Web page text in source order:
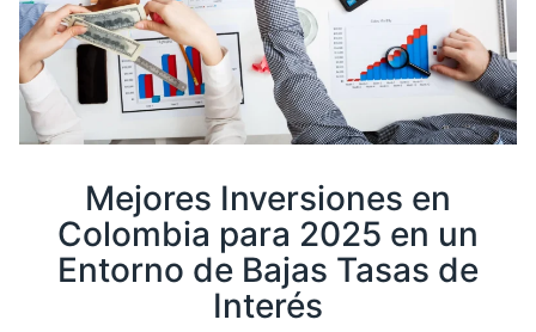
Mejores Inversiones en
Colombia para 2025 en un
Entorno de Bajas Tasas de
Interés